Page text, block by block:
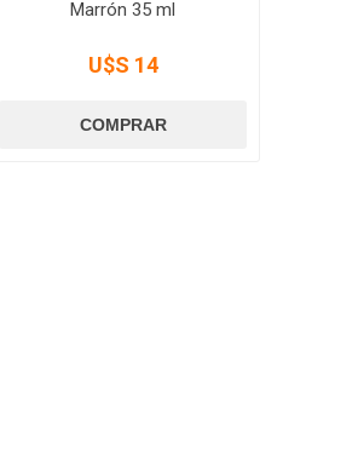
Marrón 35 ml
U$S 14